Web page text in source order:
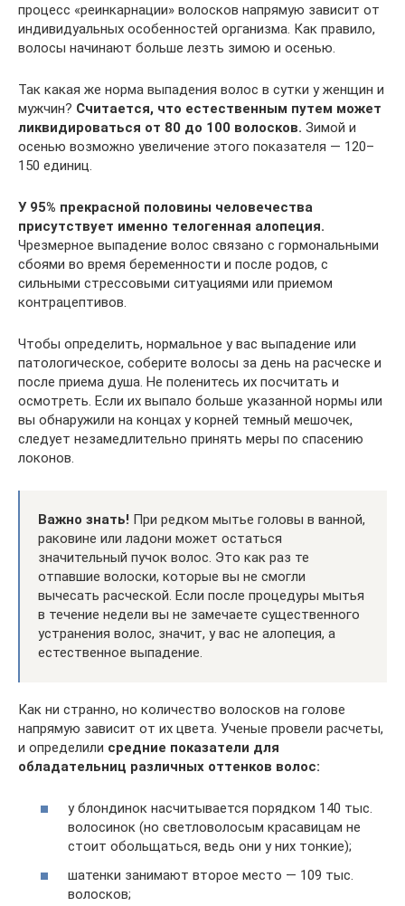
процесс «реинкарнации» волосков напрямую зависит от
индивидуальных особенностей организма. Как правило,
волосы начинают больше лезть зимою и осенью.
Так какая же норма выпадения волос в сутки у женщин и
мужчин? Считается, что естественным путем может
ликвидироваться от 80 до 100 волосков. Зимой и
осенью возможно увеличение этого показателя — 120–
150 единиц.
У 95% прекрасной половины человечества
присутствует именно телогенная алопеция.
Чрезмерное выпадение волос связано с гормональными
сбоями во время беременности и после родов, с
сильными стрессовыми ситуациями или приемом
контрацептивов.
Чтобы определить, нормальное у вас выпадение или
патологическое, соберите волосы за день на расческе и
после приема душа. Не поленитесь их посчитать и
осмотреть. Если их выпало больше указанной нормы или
вы обнаружили на концах у корней темный мешочек,
следует незамедлительно принять меры по спасению
локонов.
Важно знать! При редком мытье головы в ванной,
раковине или ладони может остаться
значительный пучок волос. Это как раз те
отпавшие волоски, которые вы не смогли
вычесать расческой. Если после процедуры мытья
в течение недели вы не замечаете существенного
устранения волос, значит, у вас не алопеция, а
естественное выпадение.
Как ни странно, но количество волосков на голове
напрямую зависит от их цвета. Ученые провели расчеты,
и определили средние показатели для
обладательниц различных оттенков волос:
у блондинок насчитывается порядком 140 тыс.
волосинок (но светловолосым красавицам не
стоит обольщаться, ведь они у них тонкие);
шатенки занимают второе место — 109 тыс.
волосков;